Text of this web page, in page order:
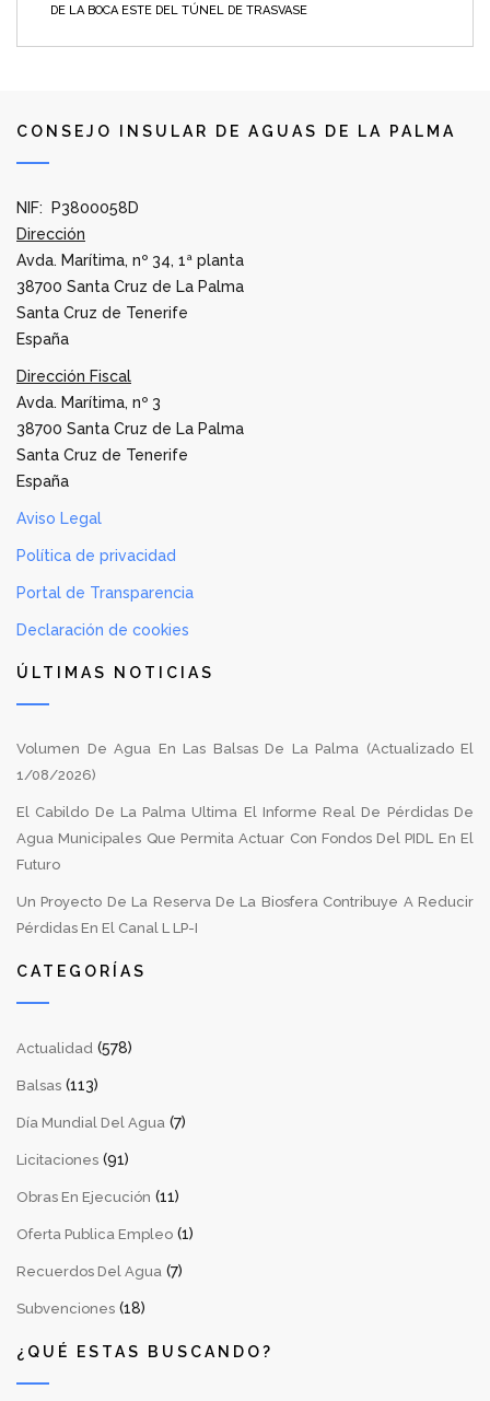
DE LA BOCA ESTE DEL TÚNEL DE TRASVASE
CONSEJO INSULAR DE AGUAS DE LA PALMA
NIF: P3800058D
Dirección
Avda. Marítima, nº 34, 1ª planta
38700 Santa Cruz de La Palma
Santa Cruz de Tenerife
España
Dirección Fiscal
Avda. Marítima, nº 3
38700 Santa Cruz de La Palma
Santa Cruz de Tenerife
España
Aviso Legal
Política de privacidad
Portal de Transparencia
Declaración de cookies
ÚLTIMAS NOTICIAS
Volumen De Agua En Las Balsas De La Palma (Actualizado El
1/08/2026)
El Cabildo De La Palma Ultima El Informe Real De Pérdidas De
Agua Municipales Que Permita Actuar Con Fondos Del PIDL En El
Futuro
Un Proyecto De La Reserva De La Biosfera Contribuye A Reducir
Pérdidas En El Canal L LP-I
CATEGORÍAS
Actualidad (578)
Balsas (113)
Día Mundial Del Agua (7)
Licitaciones (91)
Obras En Ejecución (11)
Oferta Publica Empleo (1)
Recuerdos Del Agua (7)
Subvenciones (18)
¿QUÉ ESTAS BUSCANDO?